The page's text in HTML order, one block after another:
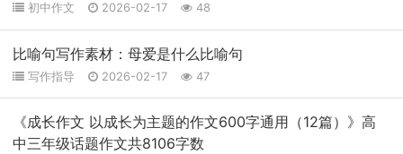
初中作文 2026-02-17 48
比喻句写作素材：母爱是什么比喻句
写作指导 2026-02-17 47
《成长作文 以成长为主题的作文600字通用（12篇）》高
中三年级话题作文共8106字数